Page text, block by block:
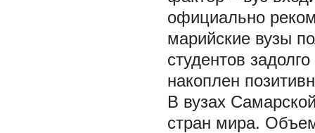
официально
марийские вузы
студентов
накоплен
В вузах
стран мира.